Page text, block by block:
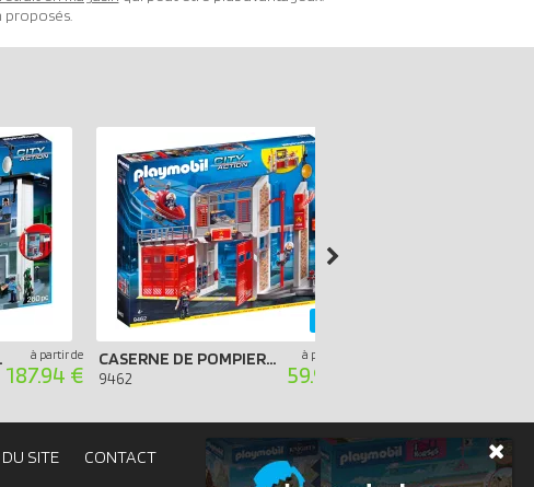
à partir de
187.94 €
CASERNE DE POMPIERS AVEC HÉLICOPTÈRE
9462
à partir de
59.99 €
SITE CONTACT